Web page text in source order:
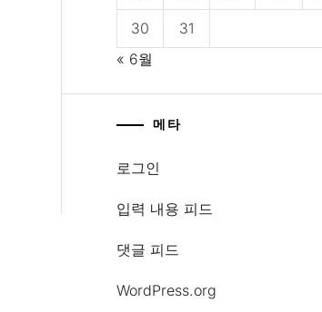
30
31
« 6월
메타
로그인
입력 내용 피드
댓글 피드
WordPress.org